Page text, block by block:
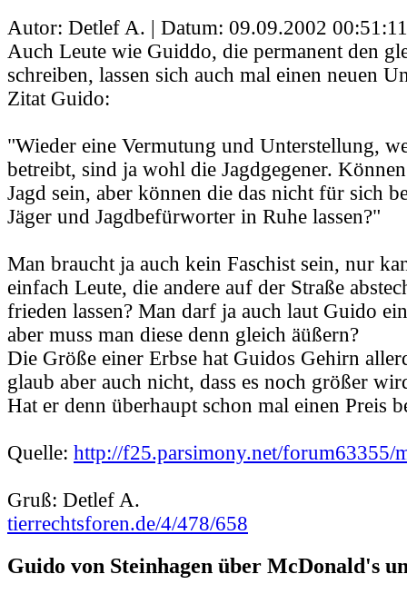
Autor: Detlef A. | Datum: 09.09.2002 00:51:11
Auch Leute wie Guiddo, die permanent den
schreiben, lassen sich auch mal einen neuen
Zitat Guido:
"Wieder eine Vermutung und Unterstellung,
betreibt, sind ja wohl die Jagdgegener.
Jagd sein, aber können die das nicht für sich
Jäger und Jagdbefürworter in Ruhe lassen?"
Man braucht ja auch kein Faschist sein, nur
einfach Leute, die andere auf der Straße
frieden lassen? Man darf ja auch laut Guido
aber muss man diese denn gleich äüßern?
Die Größe einer Erbse hat Guidos Gehirn
glaub aber auch nicht, dass es noch größer
Hat er denn überhaupt schon mal einen Preis
Quelle: http://f25.parsimony.net/forum63355/
Gruß: Detlef A.
tierrechtsforen.de/4/478/658
Guido von Steinhagen über McDonald's